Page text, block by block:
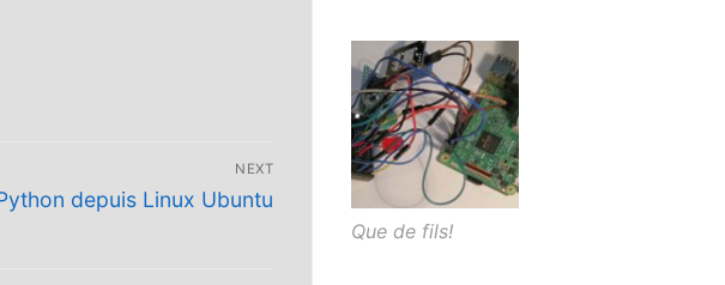
NEXT
depuis Linux Ubuntu
Que de fils!